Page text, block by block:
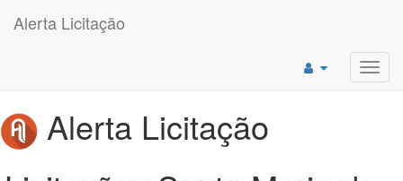
Alerta Licitação
Alerta Licitação